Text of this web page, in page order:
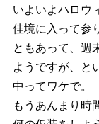
いよいよハロウ
佳境に入って
ともあって、週
ようですが、 と
中ってワケで。
もうあんまり時